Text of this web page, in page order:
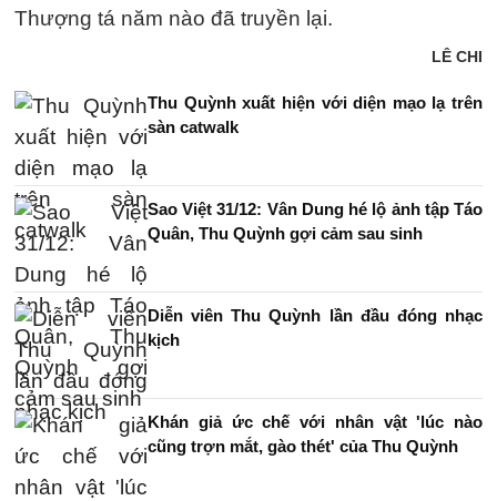
Thượng tá năm nào đã truyền lại.
LÊ CHI
Thu Quỳnh xuất hiện với diện mạo lạ trên
sàn catwalk
Sao Việt 31/12: Vân Dung hé lộ ảnh tập Táo
Quân, Thu Quỳnh gợi cảm sau sinh
Diễn viên Thu Quỳnh lần đầu đóng nhạc
kịch
Khán giả ức chế với nhân vật 'lúc nào
cũng trợn mắt, gào thét' của Thu Quỳnh